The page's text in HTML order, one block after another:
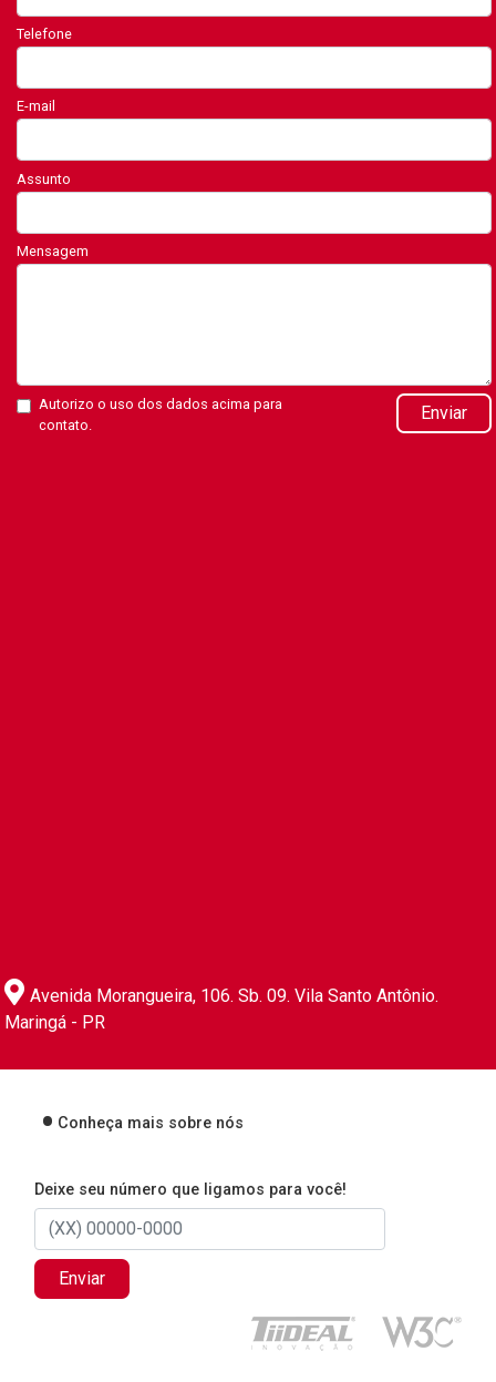
Telefone
E-mail
Assunto
Mensagem
Autorizo o uso dos dados acima para
contato.
Enviar
Avenida Morangueira, 106. Sb. 09. Vila Santo Antônio.
Maringá - PR
Conheça mais sobre nós
Deixe seu número que ligamos para você!
Enviar